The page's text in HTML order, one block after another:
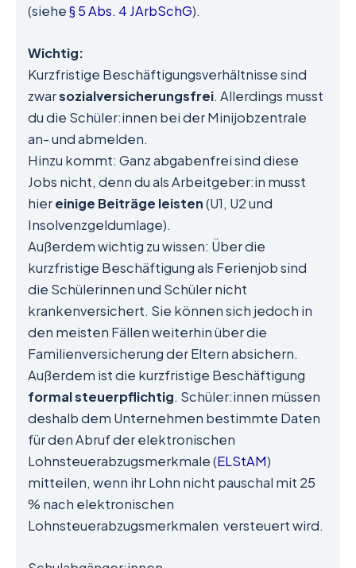
(siehe§ 5 Abs. 4 JArbSchG).
Wichtig:
Kurzfristige Beschäftigungsverhältnisse sind
zwarsozialversicherungsfrei. Allerdings musst
du die Schüler:innen bei der Minijobzentrale
an- und abmelden.
Hinzu kommt: Ganz abgabenfrei sind diese
Jobs nicht, denn du als Arbeitgeber:in musst
hiereinige Beiträge leisten(U1, U2 und
Insolvenzgeldumlage).
Außerdem wichtig zu wissen: Über die
kurzfristige Beschäftigung als Ferienjob sind
die Schülerinnen und Schüler nicht
krankenversichert. Sie können sich jedoch in
den meisten Fällen weiterhin über die
Familienversicherung der Eltern absichern.
Außerdem ist die kurzfristige Beschäftigung
formal steuerpflichtig. Schüler:innen müssen
deshalb dem Unternehmen bestimmte Daten
für den Abruf der elektronischen
Lohnsteuerabzugsmerkmale (ELStAM)
mitteilen, wenn ihr Lohn nicht pauschal mit 25
% nach elektronischen
Lohnsteuerabzugsmerkmalen versteuert wird.